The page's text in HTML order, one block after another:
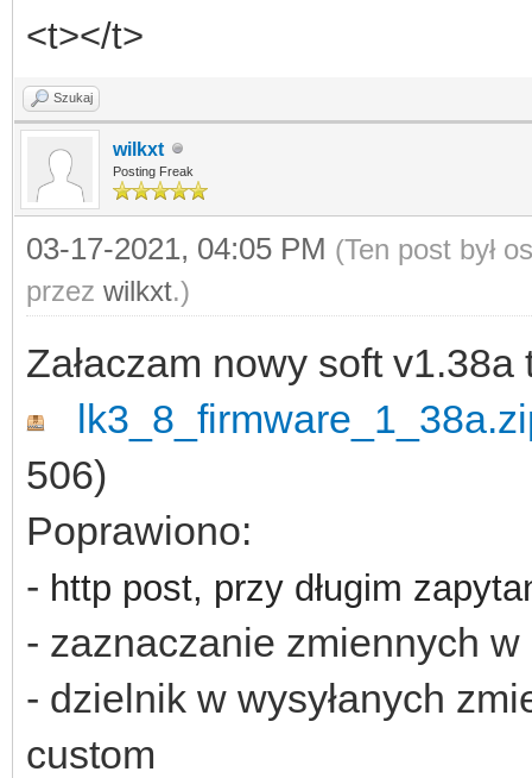
<t></t>
Szukaj
wilkxt
Posting Freak
03-17-2021, 04:05 PM (Ten post był
przez wilkxt.)
Załaczam nowy soft
506)
Poprawiono:
- http post, przy długim
- zaznaczanie zmiennych w
- dzielnik w wysyłanych
custom